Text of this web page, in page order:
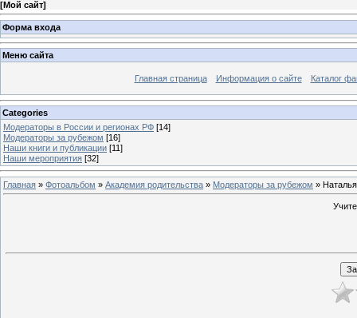
[Мой сайт]
Форма входа
Меню сайта
Главная страница Информация о сайте Каталог
Categories
Модераторы в России и регионах РФ [14]
Модераторы за рубежом [16]
Наши книги и публикации [11]
Наши мероприятия [32]
Главная » Фотоальбом » Академия родительства » Модераторы за рубежом »